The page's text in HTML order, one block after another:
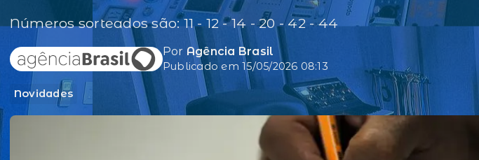
Números sorteados são: 11 - 12 - 14 - 20 - 42 - 44
Por Agência Brasil
Publicado em 15/05/2026 08:13
Novidades